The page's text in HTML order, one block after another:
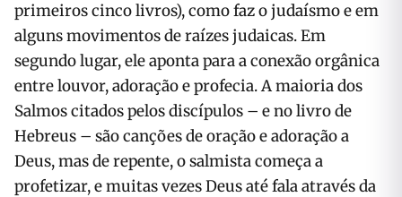
primeiros cinco livros), como faz o judaísmo e em
alguns movimentos de raízes judaicas. Em
segundo lugar, ele aponta para a conexão orgânica
entre louvor, adoração e profecia. A maioria dos
Salmos citados pelos discípulos – e no livro de
Hebreus – são canções de oração e adoração a
Deus, mas de repente, o salmista começa a
profetizar, e muitas vezes Deus até fala através da